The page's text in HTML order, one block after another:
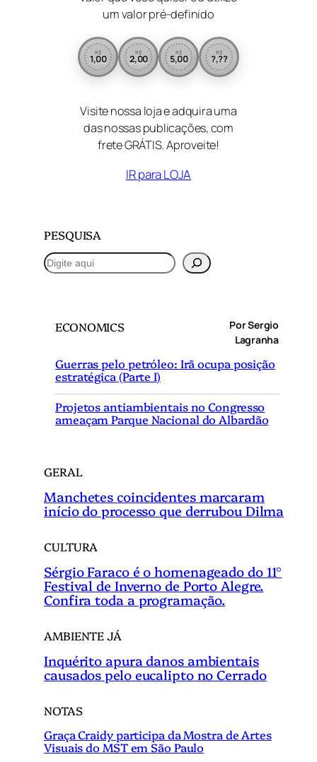
um valor pré-definido
R$
1,00
R$
2,00
R$
5,00
R$
?,??
Visite nossa loja e adquira uma
das nossas publicações, com
frete GRÁTIS. Aproveite!
IR para LOJA
PESQUISA
P
e
ECONOMICS
Por Sergio
Lagranha
Guerras pelo petróleo: Irã ocupa posição
estratégica (Parte I)
Projetos antiambientais no Congresso
ameaçam Parque Nacional do Albardão
GERAL
Manchetes coincidentes marcaram
início do processo que derrubou Dilma
CULTURA
Sérgio Faraco é o homenageado do 11°
Festival de Inverno de Porto Alegre.
Confira toda a programação.
AMBIENTE JÁ
Inquérito apura danos ambientais
causados pelo eucalipto no Cerrado
NOTAS
Graça Craidy participa da Mostra de Artes
Visuais do MST em São Paulo